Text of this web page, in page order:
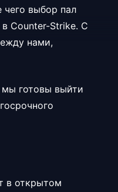
чего выбор пал
Counter-Strike. С
нами,
готовы выйти
в открытом